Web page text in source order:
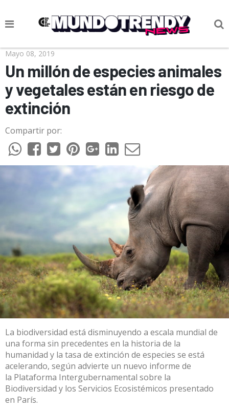
NOTICIAS
CULTURA POP
CIENCIA Y TECNOLOGÍA
VIDA
SOCIEDAD
CULTURIZANDO.COM
Mayo 08, 2019
Un millón de especies animales
y vegetales están en riesgo de
extinción
Compartir por:
La biodiversidad está disminuyendo a escala mundial de
una forma sin precedentes en la historia de la
humanidad y la tasa de extinción de especies se está
acelerando, según advierte un nuevo informe de
la Plataforma Intergubernamental sobre la
Biodiversidad y los Servicios Ecosistémicos presentado
en París.